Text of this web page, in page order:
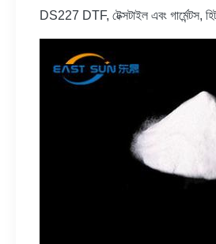
DS227 DTF, টেক্সটাইল এবং গার্মেন্টস, হিট